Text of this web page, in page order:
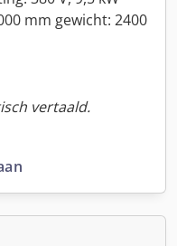
mm gewicht: 2400
vertaald.